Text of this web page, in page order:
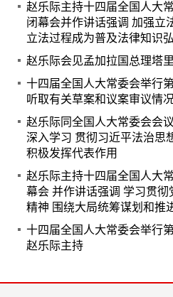
赵乐际主持十四届全国人大
闭幕会并作讲话强调 加强立
立法过程成为普及法律知识
赵乐际会见孟加拉国总理塔
十四届全国人大常委会举行
听取有关草案和议案审议情
赵乐际同全国人大常委会会
深入学习 贯彻习近平法治思
积极发挥代表作用
赵乐际主持十四届全国人大
幕会 并作讲话强调 学习贯
精神 围绕大局统筹谋划和推
十四届全国人大常委会举行
赵乐际主持